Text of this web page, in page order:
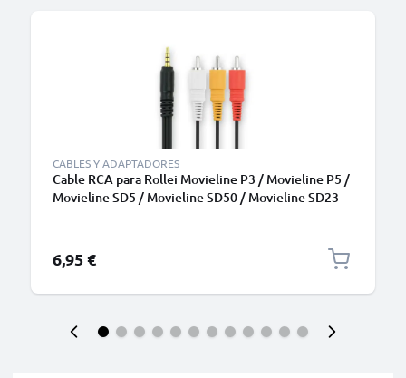
CABLES Y ADAPTADORES
Cable RCA para Rollei Movieline P3 / Movieline P5 /
Movieline SD5 / Movieline SD50 / Movieline SD23 -
Consola
6,95 €